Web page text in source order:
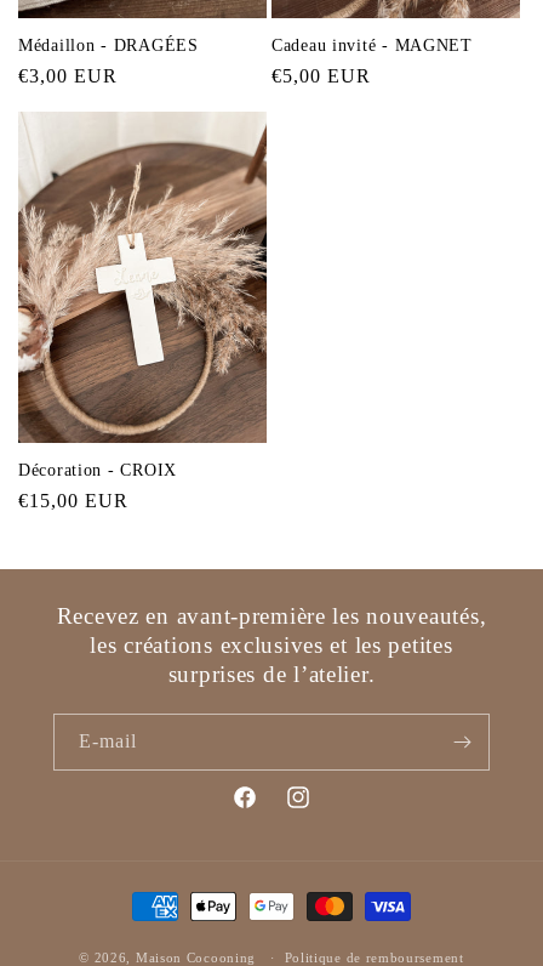
Médaillon - DRAGÉES
Prix
€3,00 EUR
Cadeau invité - MAGNET
Prix
€5,00 EUR
Décoration - CROIX
Prix
€15,00 EUR
Recevez en avant-première les nouveautés,
les créations exclusives et les petites
surprises de l’atelier.
E-mail
FacebookInstagram
Moyens
de
paiement
© 2026, Maison Cocooning Politique de remboursement